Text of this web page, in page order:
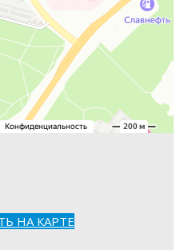
НА КАРТЕ